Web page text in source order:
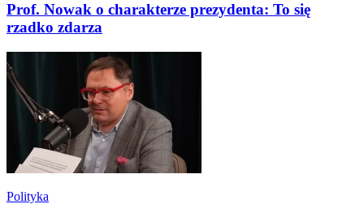
Prof. Nowak o charakterze prezydenta: To się
rzadko zdarza
Polityka